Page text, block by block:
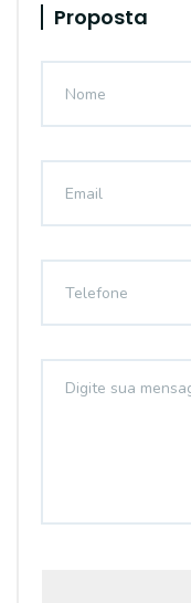
Proposta